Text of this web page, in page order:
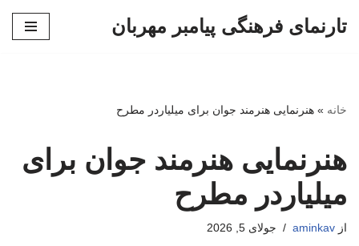
تارنمای فرهنگی پیامبر مهربان
خانه » هنرنمایی هنرمند جوان برای میلیاردر مطرح
هنرنمایی هنرمند جوان برای
میلیاردر مطرح
از aminkav جولای 5, 2026